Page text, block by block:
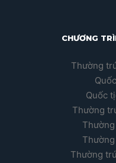
CHƯƠNG
Thường
Quốc
Thường
Thường